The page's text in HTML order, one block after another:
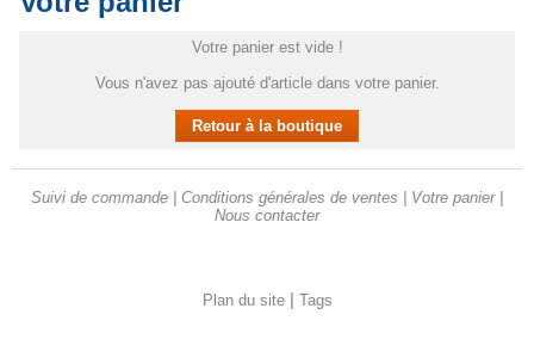
Votre panier est vide !
Vous n'avez pas ajouté d'article dans votre panier.
Suivi de commande Conditions générales de ventes Votre panier
Nous contacter
Plan du site | Tags